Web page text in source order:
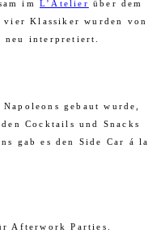
im L’Atelier über dem
vier Klassiker wurden von
neu interpretiert.
gebaut wurde,
Cocktails und Snacks
gab es den Side Car á la
Afterwork Parties.